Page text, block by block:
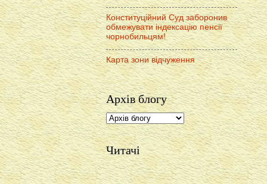
Конституційний Суд заборонив
обмежувати індексацію пенсії
чорнобильцям!
Карта зони відчуження
Архів блогу
Читачі